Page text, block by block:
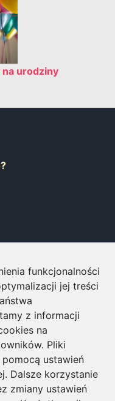
urodziny
funkcjonalności
jej treści
z informacji
na
Pliki
ustawień
Dalsze korzystanie
zmiany ustawień
GSEO